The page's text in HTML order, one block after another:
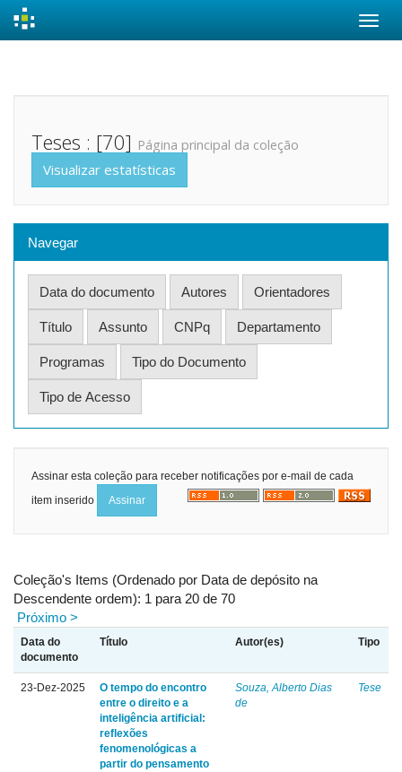
Teses : [70] Página principal da coleção
Visualizar estatísticas
Navegar
Assinar esta coleção para receber notificações por e-mail de cada
item inserido
Coleção's Items (Ordenado por Data de depósito na
Descendente ordem): 1 para 20 de 70
Próximo >
Data do
documento
Título Autor(es) Tipo
23-Dez-2025
O tempo do encontro
entre o direito e a
inteligência artificial:
reflexões
fenomenológicas a
partir do pensamento
Souza, Alberto Dias
de
Tese